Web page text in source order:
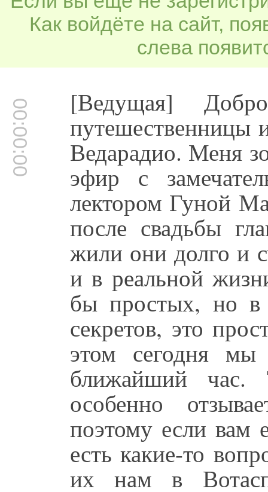
Как войдёте на сайт,
слева
00:00:00 [Ведущая]
путешественницы
Ведарадио. Меня
эфир с
лектором Гуной
после свадьбы
жили они долго и
и в реальной
бы простых, но
секретов, это
этом сегодня
ближайший час.
особенно
поэтому если вам
есть какие-то
их нам в